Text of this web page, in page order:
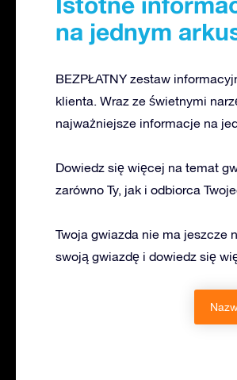
na jednym
BEZPŁATNY zestaw
klienta. Wraz ze świetnymi
najważniejsze informacje na
Dowiedz się więcej na temat
zarówno Ty, jak i odbiorca
Twoja gwiazda nie ma jeszcze
swoją gwiazdę i dowiedz się